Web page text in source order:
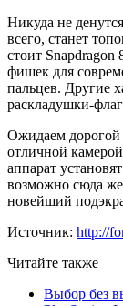
Никуда не
всего, станет
стоит
фишек для
пальцев. Другие
раскладушки-
Ожидаем
отличной
аппарат
возможно сюда
новейший
Источник: http://
Читайте также
Выбор без